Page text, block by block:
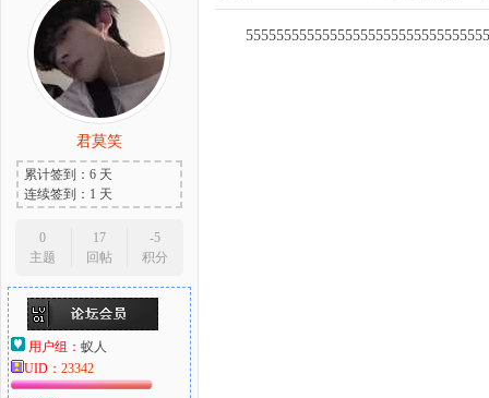
君莫笑
累计签到：6 天
连续签到：1 天
0
主题
17
回帖
-5
积分
用户组： 蚁人
UID： 23342